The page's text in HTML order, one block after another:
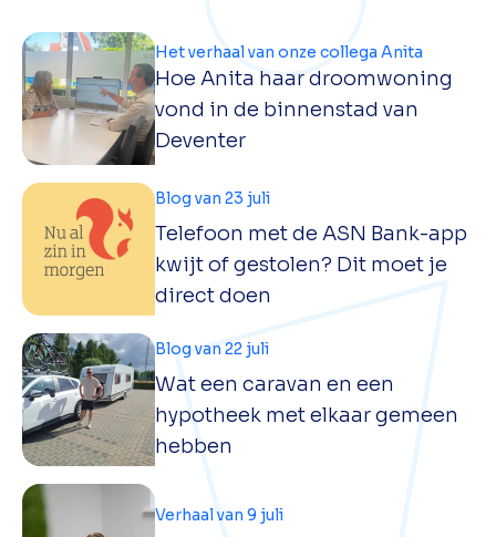
Hoe Anita haar droomwoning
vond in de binnenstad van
Deventer
Het verhaal van onze collega Anita
Telefoon met de ASN Bank-app
kwijt of gestolen? Dit moet je
direct doen
Blog van 23 juli
Wat een caravan en een
hypotheek met elkaar gemeen
hebben
Blog van 22 juli
Verhaal van 9 juli